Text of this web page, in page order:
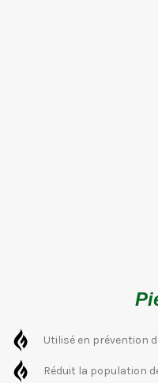
Utilisé en prévention
Réduit la population